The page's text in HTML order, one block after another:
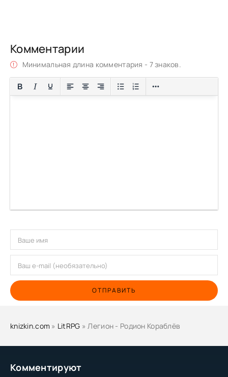
Комментируют
Комментарии
Минимальная длина комментария - 7 знаков.
ОТПРАВИТЬ
knizkin.com » LitRPG » Легион - Родион Кораблёв